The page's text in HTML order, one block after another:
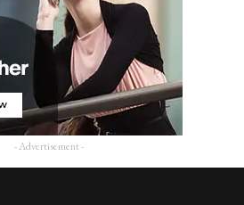
- Advertisement -